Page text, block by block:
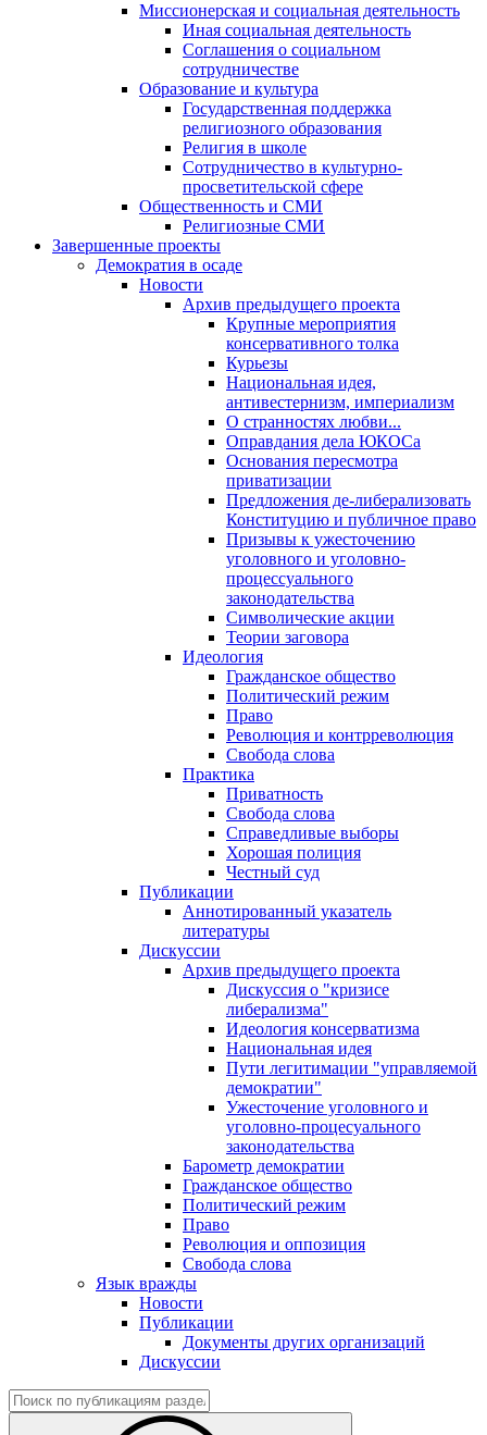
Миссионерская и социальная деятельность
Иная социальная деятельность
Соглашения о социальном
сотрудничестве
Образование и культура
Государственная поддержка
религиозного образования
Религия в школе
Сотрудничество в культурно-
просветительской сфере
Общественность и СМИ
Религиозные СМИ
Завершенные проекты
Демократия в осаде
Новости
Архив предыдущего проекта
Крупные мероприятия
консервативного толка
Курьезы
Национальная идея,
антивестернизм, империализм
О странностях любви...
Оправдания дела ЮКОСа
Основания пересмотра
приватизации
Предложения де-либерализовать
Конституцию и публичное право
Призывы к ужесточению
уголовного и уголовно-
процессуального
законодательства
Символические акции
Теории заговора
Идеология
Гражданское общество
Политический режим
Право
Революция и контрреволюция
Свобода слова
Практика
Приватность
Свобода слова
Справедливые выборы
Хорошая полиция
Честный суд
Публикации
Аннотированный указатель
литературы
Дискуссии
Архив предыдущего проекта
Дискуссия о "кризисе
либерализма"
Идеология консерватизма
Национальная идея
Пути легитимации "управляемой
демократии"
Ужесточение уголовного и
уголовно-процесуального
законодательства
Барометр демократии
Гражданское общество
Политический режим
Право
Революция и оппозиция
Свобода слова
Язык вражды
Новости
Публикации
Документы других организаций
Дискуссии